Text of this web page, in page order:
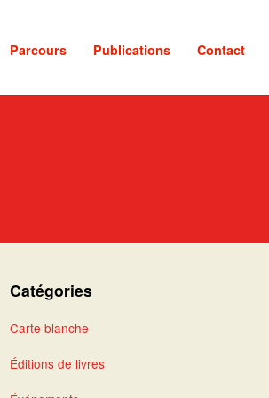
Parcours Publications Contact
Catégories
Carte blanche
Éditions de livres